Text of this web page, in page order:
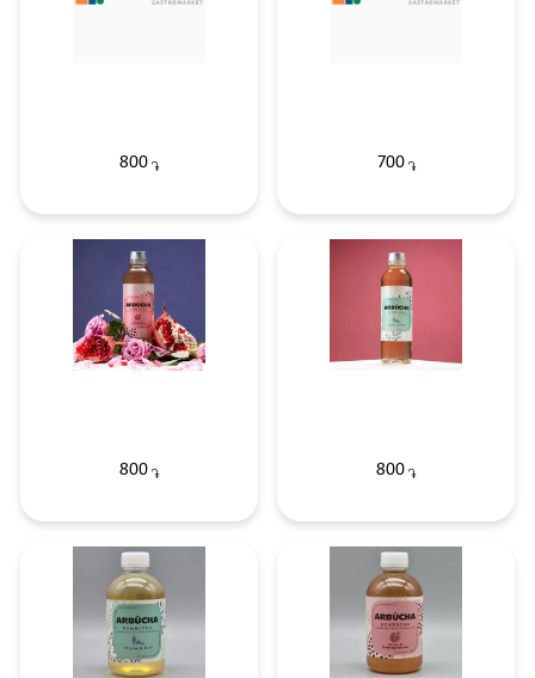
800֏ 700֏
800֏ 800 ֏